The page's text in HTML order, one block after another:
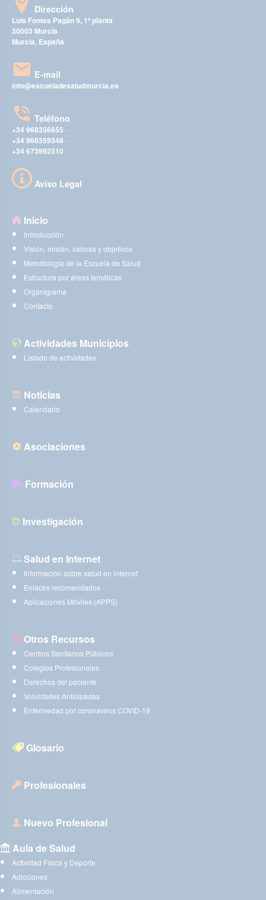
Dirección
Luis Fontes Pagán 9, 1ª planta
30003 Murcia
Murcia, España
E-mail
info@escueladesaludmurcia.es
Teléfono
+34 968356655 -
+34 968359348 -
+34 673992510
Aviso Legal
Inicio
Introducción
Visión, misión, valores y objetivos
Metodología de la Escuela de Salud
Estructura por áreas temáticas
Organigrama
Contacto
Actividades Municipios
Listado de actividades
Noticias
Calendario
Asociaciones
Formación
Investigación
Salud en Internet
Información sobre salud en internet
Enlaces recomendados
Aplicaciones Móviles (APPS)
Otros Recursos
Centros Sanitarios Públicos
Colegios Profesionales
Derechos del paciente
Voluntades Anticipadas
Enfermedad por coronavirus COVID-19
Glosario
Profesionales
Nuevo Profesional
Aula de Salud
Actividad Física y Deporte
Adicciones
Alimentación